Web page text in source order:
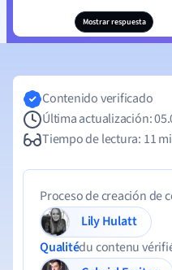
Mostrar respuesta
Contenido verificado
Última actualización:
Tiempo de lectura: 11
Proceso de creación de
Lily Hulatt
Qualitédu contenu